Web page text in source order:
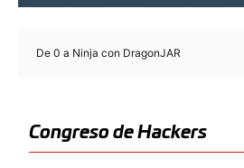
De 0 a Ninja con DragonJAR
Congreso de Hackers